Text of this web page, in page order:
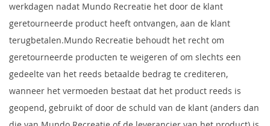
werkdagen nadat Mundo Recreatie het door de klant
geretourneerde product heeft ontvangen, aan de klant
terugbetalen.Mundo Recreatie behoudt het recht om
geretourneerde producten te weigeren of om slechts een
gedeelte van het reeds betaalde bedrag te crediteren,
wanneer het vermoeden bestaat dat het product reeds is
geopend, gebruikt of door de schuld van de klant (anders dan